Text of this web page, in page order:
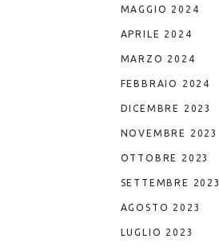
MAGGIO 2024
APRILE 2024
MARZO 2024
FEBBRAIO 2024
DICEMBRE 2023
NOVEMBRE 2023
OTTOBRE 2023
SETTEMBRE 2023
AGOSTO 2023
LUGLIO 2023